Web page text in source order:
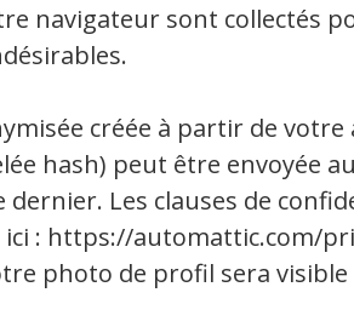
navigateur sont collectés
créée à partir de votre
hash) peut être envoyée
dernier. Les clauses de
: https://automattic.com/
photo de profil sera